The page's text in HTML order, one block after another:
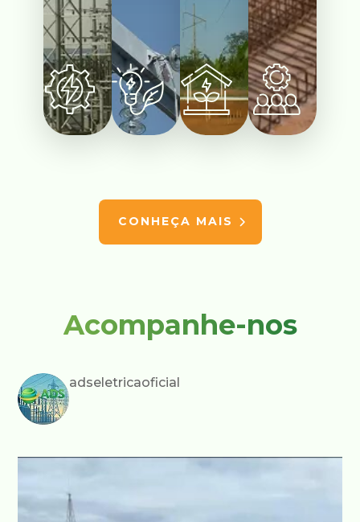
CONHEÇA MAIS
Acompanhe-nos
adseletricaoficial